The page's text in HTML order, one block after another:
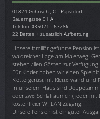
01824 Gohrisch , OT Papstdorf
Bauerngasse 91 A
Telefon: 035021 - 67286
22 Betten + zusätzlich Aufbettung
Unsere familiär geführte Pension
waldreicher Lage am Malerweg.
stehen allen Gästen zur Verfügung.
Für Kinder haben wir einen
Klettergerüst mit Kletterwand und
In unserem Haus sind
oder zwei Schlafräumen ( jeder
kostenfreier W- LAN Zugang.
Unsere Pension ist ein guter